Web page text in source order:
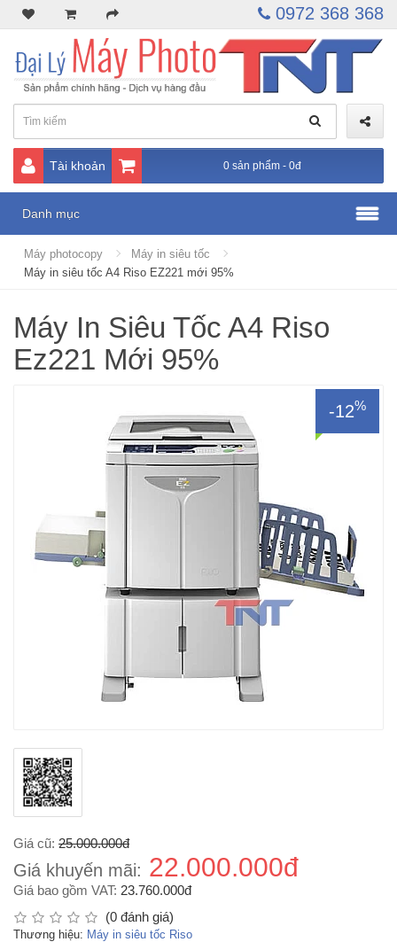
0972 368 368
Tài khoản 0 sản phẩm - 0đ
Danh mục
Máy photocopy
Máy in siêu tốc
Máy in siêu tốc A4 Riso EZ221 mới 95%
Máy In Siêu Tốc A4 Riso
Ez221 Mới 95%
-12%
Giá cũ: 25.000.000đ
Giá khuyến mãi: 22.000.000đ
Giá bao gồm VAT: 23.760.000đ
(0 đánh giá)
Thương hiệu: Máy in siêu tốc Riso